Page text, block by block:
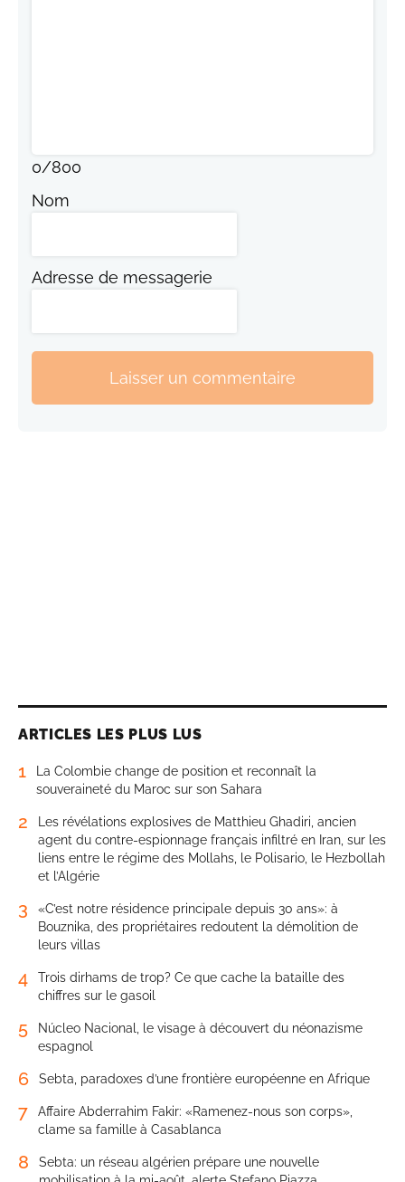
0/800
Nom
Adresse de messagerie
Laisser un commentaire
ARTICLES LES PLUS LUS
1
La Colombie change de position et reconnaît la
souveraineté du Maroc sur son Sahara
2
Les révélations explosives de Matthieu Ghadiri, ancien
agent du contre-espionnage français infiltré en Iran, sur les
liens entre le régime des Mollahs, le Polisario, le Hezbollah
et l’Algérie
3
«C’est notre résidence principale depuis 30 ans»: à
Bouznika, des propriétaires redoutent la démolition de
leurs villas
4
Trois dirhams de trop? Ce que cache la bataille des
chiffres sur le gasoil
5
Núcleo Nacional, le visage à découvert du néonazisme
espagnol
6 Sebta, paradoxes d’une frontière européenne en Afrique
7
Affaire Abderrahim Fakir: «Ramenez-nous son corps»,
clame sa famille à Casablanca
8
Sebta: un réseau algérien prépare une nouvelle